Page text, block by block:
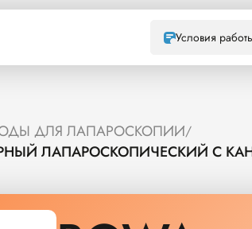
Условия
ДЛЯ ЛАПАРОСКОПИИ/
ЛАПАРОСКОПИЧЕСКИЙ С